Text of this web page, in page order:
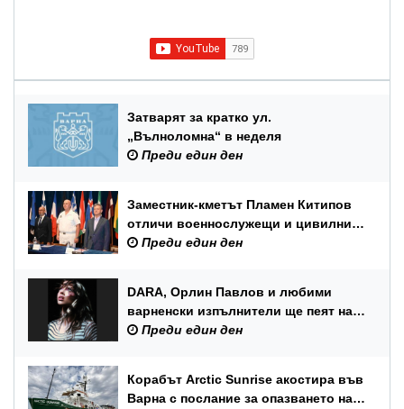
Затварят за кратко ул.
„Вълноломна“ в неделя
Преди един ден
Заместник-кметът Пламен Китипов
отличи военнослужещи и цивилни
служители по повод Празника на
Преди един ден
DARA, Орлин Павлов и любими
варненски изпълнители ще пеят на
празника на Варна
Преди един ден
Корабът Arctic Sunrise акостира във
Варна с послание за опазването на